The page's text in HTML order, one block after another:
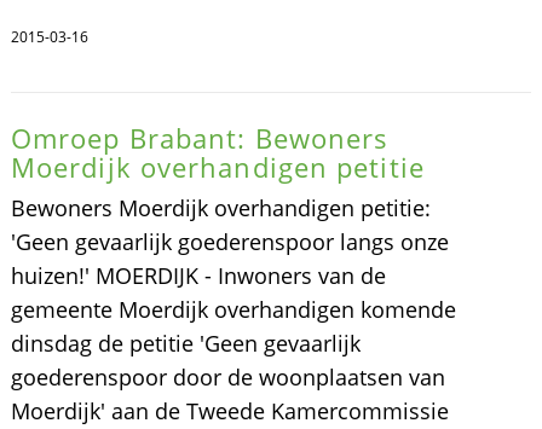
2015-03-16
Omroep Brabant: Bewoners
Moerdijk overhandigen petitie
Bewoners Moerdijk overhandigen petitie:
'Geen gevaarlijk goederenspoor langs onze
huizen!' MOERDIJK - Inwoners van de
gemeente Moerdijk overhandigen komende
dinsdag de petitie 'Geen gevaarlijk
goederenspoor door de woonplaatsen van
Moerdijk' aan de Tweede Kamercommissie